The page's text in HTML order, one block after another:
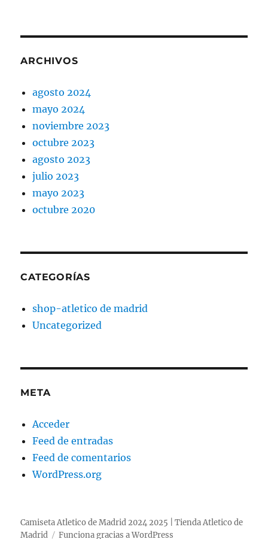
ARCHIVOS
agosto 2024
mayo 2024
noviembre 2023
octubre 2023
agosto 2023
julio 2023
mayo 2023
octubre 2020
CATEGORÍAS
shop-atletico de madrid
Uncategorized
META
Acceder
Feed de entradas
Feed de comentarios
WordPress.org
Camiseta Atletico de Madrid 2024 2025 | Tienda Atletico de
Madrid
Funciona gracias a WordPress